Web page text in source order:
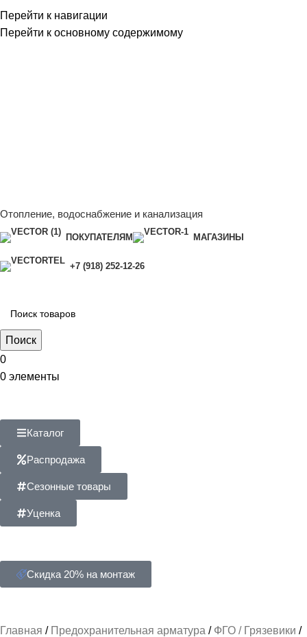
Перейти к навигации
Перейти к основному содержимому
Отопление, водоснабжение и канализация
ПОКУПАТЕЛЯМ МАГАЗИНЫ
+7 (918) 252-12-26
Поиск
0
0 элементы
Каталог
Распродажа
Сезонные товары
Уценка
Скидка 20% на монтаж
Главная Предохранительная арматура
ФГО / Грязевики